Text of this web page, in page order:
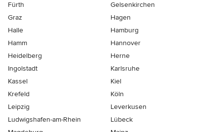
Fürth
Gelsenkirchen
Graz
Hagen
Halle
Hamburg
Hamm
Hannover
Heidelberg
Herne
Ingolstadt
Karlsruhe
Kassel
Kiel
Krefeld
Köln
Leipzig
Leverkusen
Ludwigshafen-am-Rhein
Lübeck